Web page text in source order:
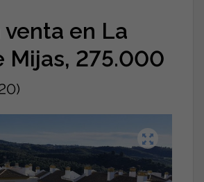
venta en La
Mijas, 275.000